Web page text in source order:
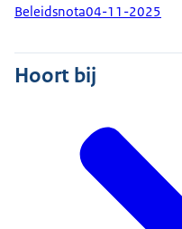
Beleidsnota04-11-2025
Hoort bij